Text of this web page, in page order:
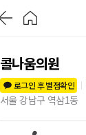
콜나움의원
로그인 후 별점확인
서울 강남구 역삼1동